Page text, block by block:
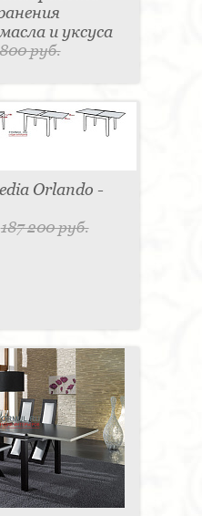
и уксуса
руб.
Orlando -
187 200 руб.